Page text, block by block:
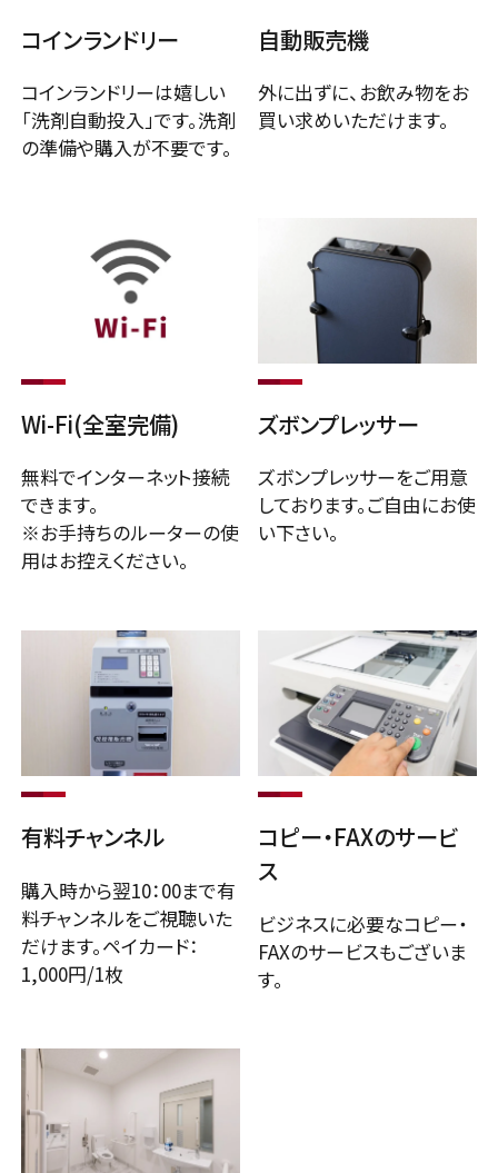
株式会社アメイズ
コインランドリー
コインランドリーは嬉しい
「洗剤自動投入」です。洗剤
の準備や購入が不要です。
自動販売機
外に出ずに、お飲み物をお
買い求めいただけます。
Wi-Fi(全室完備)
無料でインターネット接続
できます。
※お手持ちのルーターの使
用はお控えください。
ズボンプレッサー
ズボンプレッサーをご用意
しております。ご自由にお使
い下さい。
有料チャンネル
購入時から翌10：00まで有
料チャンネルをご視聴いた
だけます。ペイカード：
1,000円/1枚
コピー・FAXのサービ
ス
ビジネスに必要なコピー・
FAXのサービスもございま
す。
マイページ